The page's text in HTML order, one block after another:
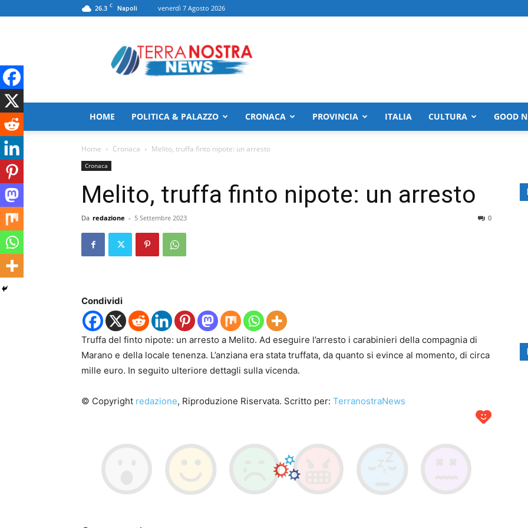
26.3 C Napoli venerdì 7 Agosto 2026
HOME POLITICA & PALAZZO CRONACA PROVINCIA ITALIA CULTURA GOOD
Home Cronaca Melito, truffa finto nipote: un arresto
Cronaca
Melito, truffa finto nipote: un arresto
Da redazione - 5 Settembre 2023 0
Condividi
Truffa del finto nipote: un arresto a Melito. Ad eseguire l’arresto i carabinieri della compagnia di
Marano e della locale tenenza. L’anziana era stata truffata, da quanto si evince al momento, di circa
mille euro. In seguito ulteriore dettagli sulla vicenda.
© Copyright redazione, Riproduzione Riservata. Scritto per: TerranostraNews